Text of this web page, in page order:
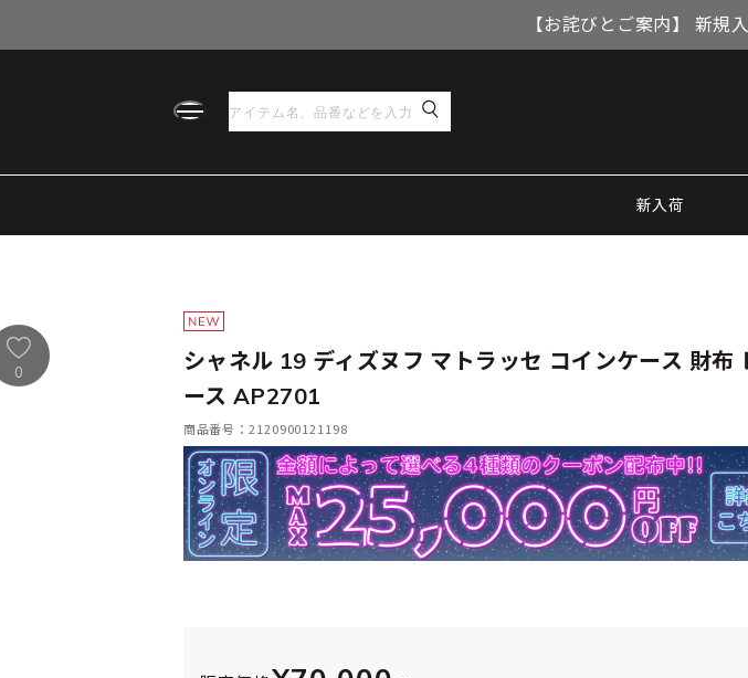
【お詫びとご案内】 新
新入荷
0
シャネル 19 ディズヌフ マトラッセ コインケース 財布
ース AP2701
商品番号：2120900121198